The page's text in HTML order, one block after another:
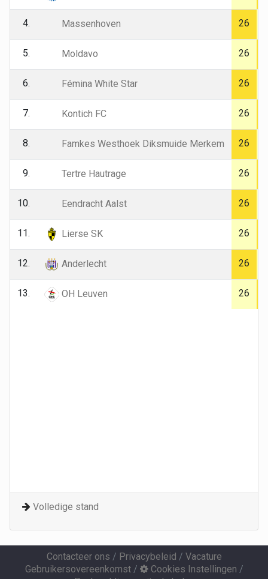
4. Massenhoven 26
5. Moldavo 26
6. Fémina White Star 26
7. Kontich FC 26
8. Famkes Westhoek Diksmuide Merkem 26
9. Tertre Hautrage 26
10. Eendracht Aalst 26
11. Lierse SK 26
12. Anderlecht 26
13. OH Leuven 26
Volledige stand
Contacteer ons / Privacybeleid / Vacature
Gebruikersovereenkomst/ Cookies Instellingen /